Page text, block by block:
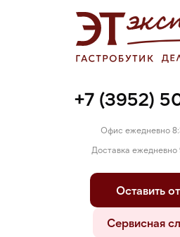
+7 (3952)
Офис ежедневно
Доставка
Оставить
Сервисная